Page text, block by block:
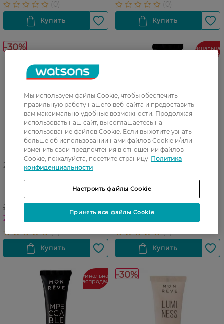
-30%
27 07 - 23 08
All Day Wear 106 35 мл
299,99 ГРН
209,99 ГРН
Финальная
27 07 - 23 08
Reve Impeccable 105 8 мл
Финальная
распродажа
-30%
Мы используем файлы Cookie, чтобы обеспечить
правильную работу нашего веб-сайта и предоставить
вам максимально удобные возможности. Продолжая
использовать наш сайт, вы соглашаетесь на
использование файлов Cookie. Если вы хотите узнать
больше об использовании нами файлов Cookie и/или
изменить свои предпочтения в отношении файлов
Cookie, пожалуйста, посетите страницу Политика
конфиденциальности
Настроить файлы Cookie
Принять все файлы Cookie